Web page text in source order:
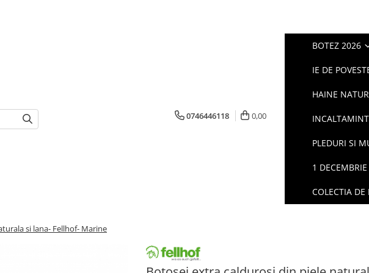
0746446118 0,00
BOTEZ 2026
IE DE
HAINE
PLEDURI SI
1 DECEMBRIE
COLECTIA DE
si lana- Fellhof- Marine